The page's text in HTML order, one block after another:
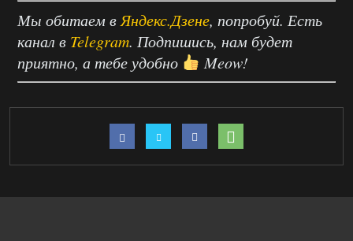
Мы обитаем вЯндекс.Дзене, попробуй. Есть
канал в Telegram. Подпишись, нам будет
приятно, а тебе удобно
Meow!